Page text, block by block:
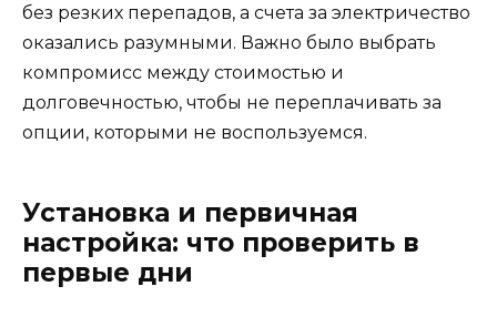
без резких перепадов, а счета за электричество
оказались разумными. Важно было выбрать
компромисс между стоимостью и
долговечностью, чтобы не переплачивать за
опции, которыми не воспользуемся.
Установка и первичная
настройка: что проверить в
первые дни